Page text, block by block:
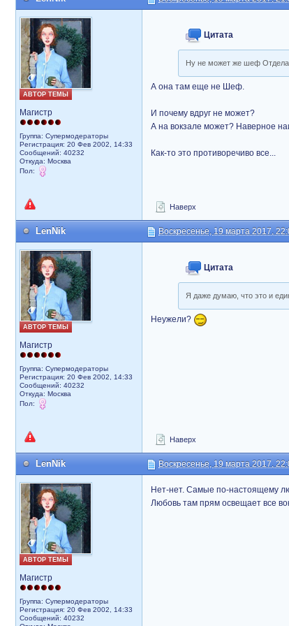
АВТОР ТЕМЫ
Магистр
Группа: Супермодераторы
Регистрация: 20 Фев 2002, 14:33
Сообщений: 40232
Откуда: Москва
Пол:
Цитата
Ну не может же шеф Отдела
А она там еще не Шеф.
И почему вдруг не может?
А на вокзале может? Наверное
Как-то это противоречиво все...
Наверх
LenNik Воскресенье, 19 марта 2017,
АВТОР ТЕМЫ
Магистр
Группа: Супермодераторы
Регистрация: 20 Фев 2002, 14:33
Сообщений: 40232
Откуда: Москва
Пол:
Цитата
Я даже думаю, что это и
Неужели?
Наверх
LenNik Воскресенье, 19 марта 2017,
АВТОР ТЕМЫ
Магистр
Группа: Супермодераторы
Регистрация: 20 Фев 2002, 14:33
Сообщений: 40232
Нет-нет. Самые по-настоящему
Любовь там прям освещает все